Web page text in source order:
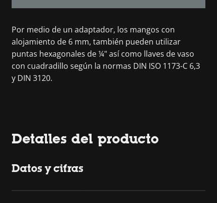
Por medio de un adaptador, los mangos con
alojamiento de 6 mm, también pueden utilizar
puntas hexagonales de ¼" así como llaves de vaso
con cuadradillo según la normas DIN ISO 1173-C 6,3
y DIN 3120.
Detalles del producto
Datos y cifras